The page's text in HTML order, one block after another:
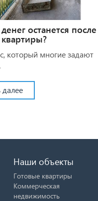
останется после
который многие задают
далее
Наши объекты
Готовые квартиры
Коммерческая
недвижимость